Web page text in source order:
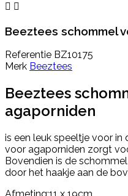
 
Beeztees schommel
Referentie BZ10175
Merk Beeztees
Beeztees
agaporniden
is een leuk speeltje voor
voor agaporniden zorgt
Bovendien is de
door het haakje aan de